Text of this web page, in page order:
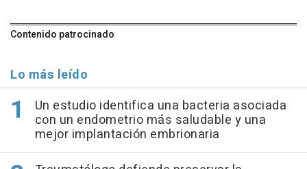
Contenido patrocinado
Lo más leído
Un estudio identifica una bacteria asociada
con un endometrio más saludable y una
mejor implantación embrionaria